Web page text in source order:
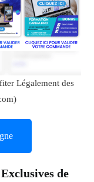
Légalement des
de